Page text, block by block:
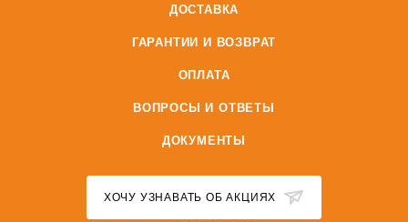
ДОСТАВКА
ГАРАНТИИ И ВОЗВРАТ
ОПЛАТА
ВОПРОСЫ И ОТВЕТЫ
ДОКУМЕНТЫ
ХОЧУ УЗНАВАТЬ ОБ АКЦИЯХ